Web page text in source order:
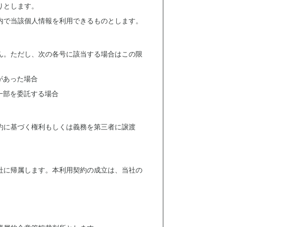
します。
当該個人情報を利用できるものとします。
ただし、次の各号に該当する場合はこの限
った場合
を委託する場合
基づく権利もしくは義務を第三者に譲渡
帰属します。本利用契約の成立は、当社の